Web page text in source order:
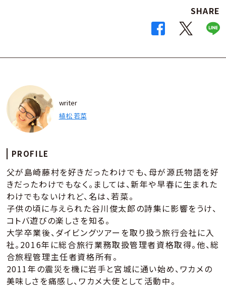
SHARE
writer
植松 若菜
PROFILE
父が島崎藤村を好きだったわけでも、母が源氏物語を好
きだったわけでもなく。ましては、新年や早春に生まれた
わけでもないけれど、名は、若菜。
子供の頃に与えられた谷川俊太郎の詩集に影響をうけ、
コトバ遊びの楽しさを知る。
大学卒業後、ダイビングツアーを取り扱う旅行会社に入
社。2016年に総合旅行業務取扱管理者資格取得。他、総
合旅程管理主任者資格所有。
2011年の震災を機に岩手と宮城に通い始め、ワカメの
美味しさを痛感し、ワカメ大使として活動中。